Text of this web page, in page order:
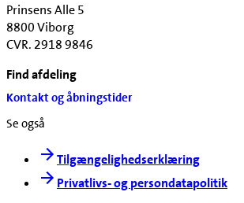
Prinsens Alle 5
8800 Viborg
CVR. 2918 9846
Find afdeling
Kontakt og åbningstider
Se også
Tilgængelighedserklæring
Privatlivs- og persondatapolitik